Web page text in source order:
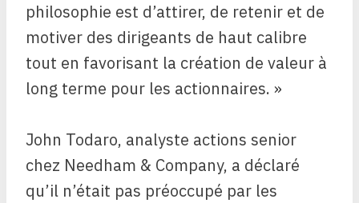
philosophie est d’attirer, de retenir et de
motiver des dirigeants de haut calibre
tout en favorisant la création de valeur à
long terme pour les actionnaires. »
John Todaro, analyste actions senior
chez Needham & Company, a déclaré
qu’il n’était pas préoccupé par les